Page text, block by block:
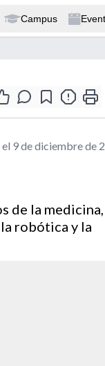
Campus
9 de diciembre de
de la
robótica y la